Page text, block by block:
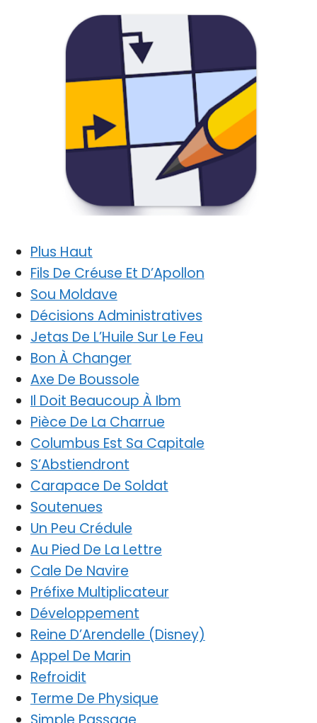
Plus Haut
Fils De Créuse Et D’Apollon
Sou Moldave
Décisions Administratives
Jetas De L’Huile Sur Le Feu
Bon À Changer
Axe De Boussole
Il Doit Beaucoup À Ibm
Pièce De La Charrue
Columbus Est Sa Capitale
S’Abstiendront
Carapace De Soldat
Soutenues
Un Peu Crédule
Au Pied De La Lettre
Cale De Navire
Préfixe Multiplicateur
Développement
Reine D’Arendelle (Disney)
Appel De Marin
Refroidit
Terme De Physique